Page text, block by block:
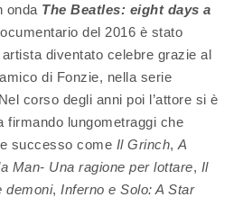
onda The Beatles: eight days a
del 2016 è stato
artista diventato celebre grazie al
di Fonzie, nella serie
corso degli anni poi l’attore si è
firmando lungometraggi che
successo come Il Grinch, A
Man- Una ragione per lottare, Il
demoni, Inferno e Solo: A Star